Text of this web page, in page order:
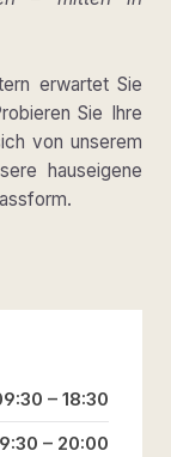
erwartet Sie
Sie Ihre
von unserem
hauseigene
– 18:30
– 20:00